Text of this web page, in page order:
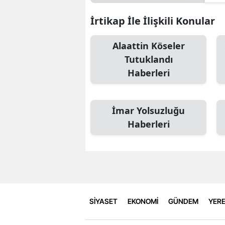
İrtikap İle İlişkili Konular
Alaattin Köseler
Tutuklandı
Haberleri
İmar Yolsuzluğu
Haberleri
SİYASET EKONOMİ GÜNDEM